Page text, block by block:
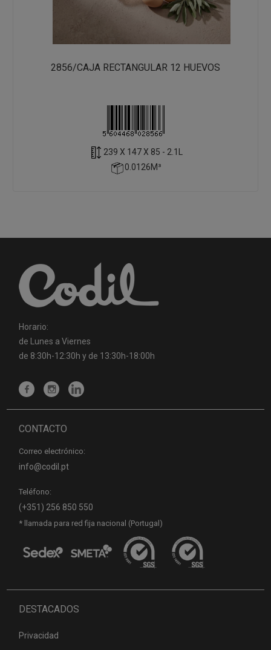
2856/CAJA RECTANGULAR 12 HUEVOS
239 X 147 X 85 - 2.1L
0.0126M³
Horario:
de Lunes a Viernes
de 8:30h-12:30h y de 13:30h-18:00h
CONTACTO
Correo electrónico:
info@codil.pt
Teléfono:
(+351) 256 850 550
* llamada para red fija nacional (Portugal)
DESTACADOS
Privacidad